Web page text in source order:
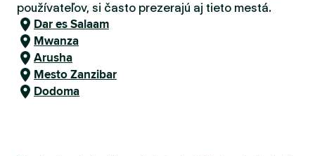
používateľov, si často prezerajú aj tieto mestá.
Dar es Salaam
Mwanza
Arusha
Mesto Zanzibar
Dodoma